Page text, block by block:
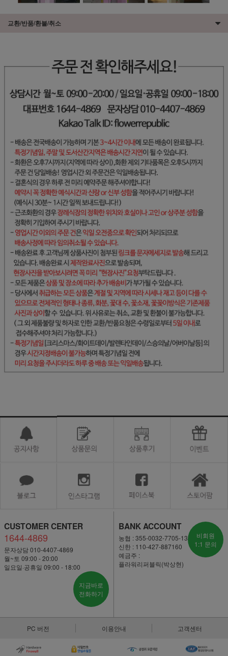
교환/반품/환불/취소
CUSTOMER CENTER
1644-4869
문자상담 010-4407-4869
월~토 09:00 - 20:00
일요일·공휴일 09:00 - 18:00
지금바로
전화하기
BANK ACCOUNT
농협 : 355-0032-7705-13
신한 : 110-427-887160
예금주 :
플라워리퍼블릭(박상현)
비회원
1:1 문의
PC 버전 이용안내 고객센터